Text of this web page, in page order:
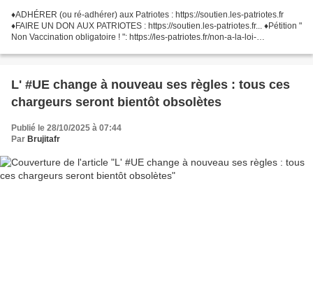
♦️ADHÉRER (ou ré-adhérer) aux Patriotes : https://soutien.les-patriotes.fr
♦️FAIRE UN DON AUX PATRIOTES : https://soutien.les-patriotes.fr... ♦️Pétition "
Non Vaccination obligatoire ! ": https://les-patriotes.fr/non-a-la-loi-
L' #UE change à nouveau ses règles : tous ces
chargeurs seront bientôt obsolètes
Publié le 28/10/2025 à 07:44
Par Brujitafr